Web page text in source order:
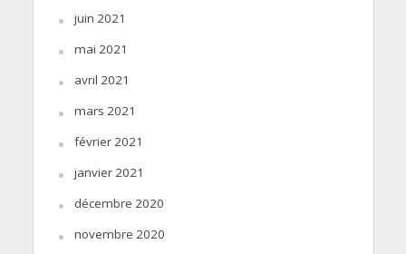
juin 2021
mai 2021
avril 2021
mars 2021
février 2021
janvier 2021
décembre 2020
novembre 2020